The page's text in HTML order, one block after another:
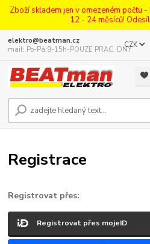
Zboží skladem jen v omezeném počtu
12 - 24 měsíců!
CZK
elektro@beatman.cz
mail: Po-Pá:9-15h-POUZE PRAC. DNY
Registrace
Registrovat přes:
Registrovat přes mojeID